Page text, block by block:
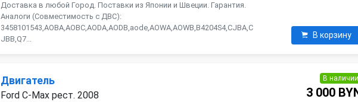
Toyota Volkswagen Volvo
Доставка в любой Город. Поставки из Японии и Швеции. Гарантия.
Аналоги (Совместимость с ДВС):
3458101543,AOBA,AOBC,AODA,AODB,aode,AOWA,AOWB,B4204S4,CJBA,C
JBB,Q7...
В корзину
Двигатель
Ford C-Max рест. 2008
В наличии
3 000